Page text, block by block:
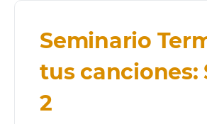
Seminario
tus canciones:
2